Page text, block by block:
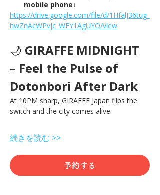
mobile phone↓
https://drive.google.com/file/d/1HfalJ36tug_
hwZnAcWPvjc_WFY1AgUYO/view
🌙 GIRAFFE MIDNIGHT
– Feel the Pulse of
Dotonbori After Dark
At 10PM sharp, GIRAFFE Japan flips the
switch and the city comes alive.
続きを読む >>
予約する